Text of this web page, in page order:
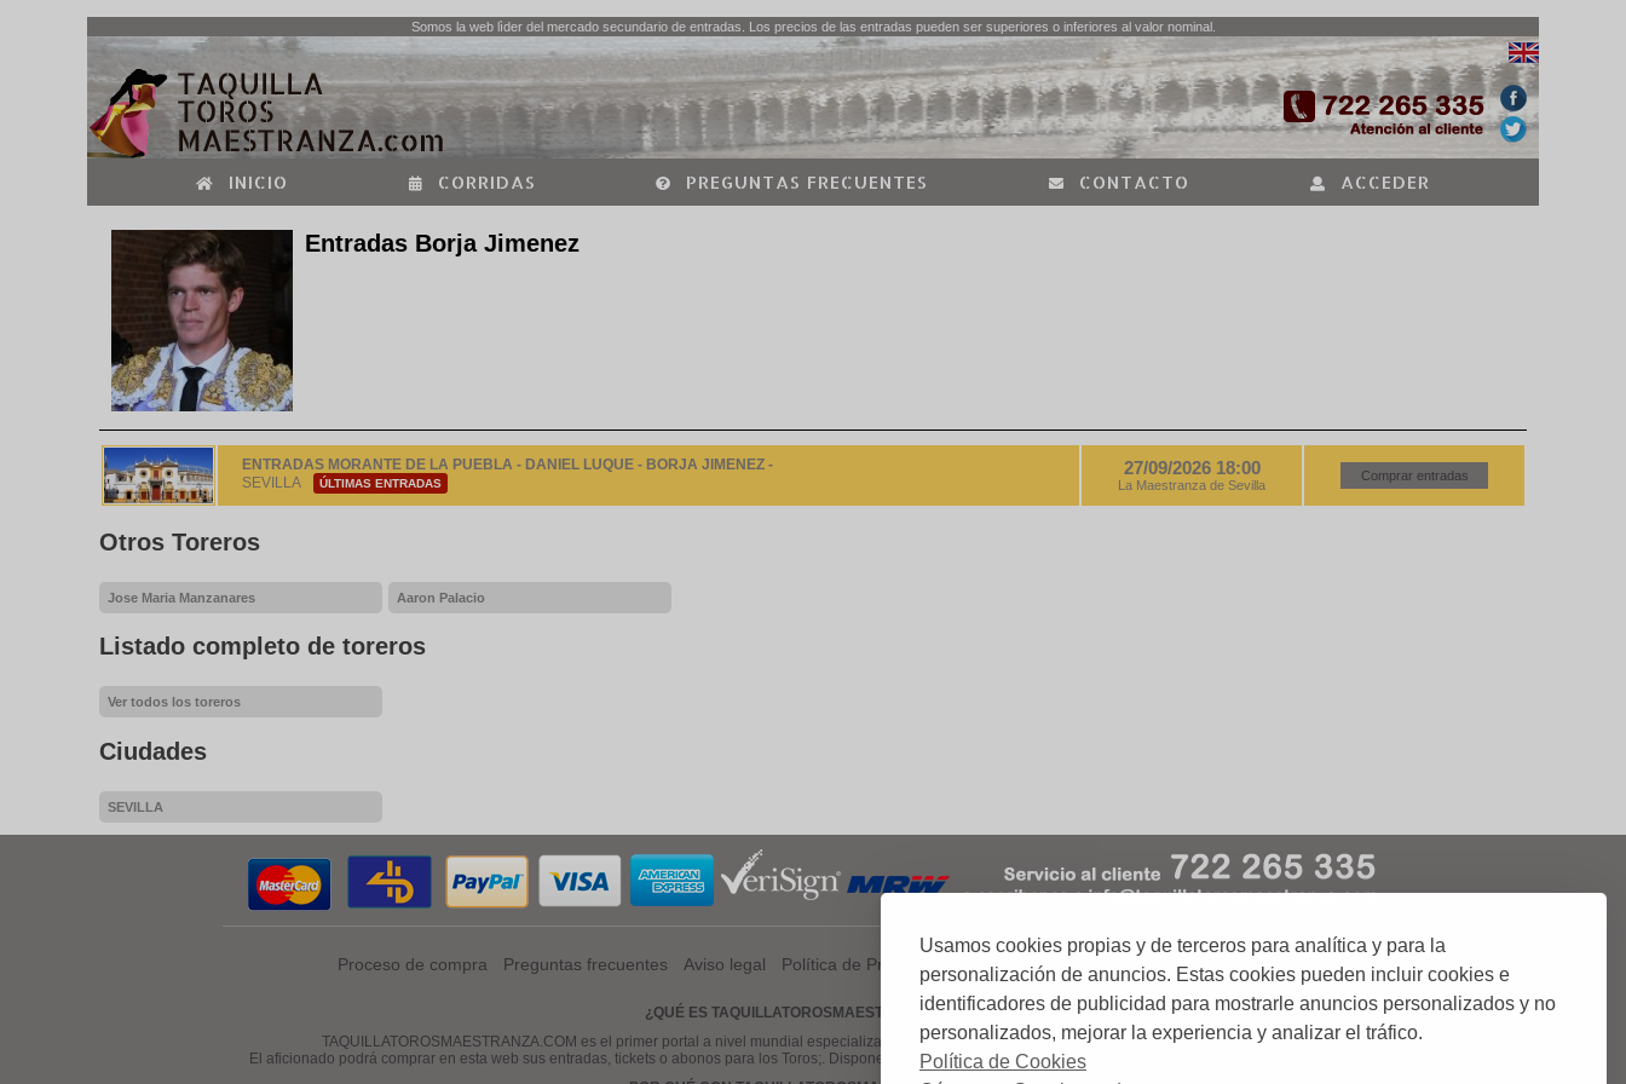
Usamos cookies propias y de terceros para analítica y para la
personalización de anuncios. Estas cookies pueden incluir cookies e
identificadores de publicidad para mostrarle anuncios personalizados y no
personalizados, mejorar la experiencia y analizar el tráfico.
Política de Cookies
Somos la web lìder del mercado secundario de entradas. Los precios de las entradas pueden ser superiores o inferiores al valor nominal.
INICIO CORRIDAS PREGUNTAS FRECUENTES CONTACTO ACCEDER
Entradas Borja Jimenez
ENTRADAS MORANTE DE LA PUEBLA - DANIEL LUQUE - BORJA JIMENEZ -
SEVILLA
ÚLTIMAS ENTRADAS
27/09/2026 18:00
La Maestranza de Sevilla
Comprar entradas
Otros Toreros
Jose Maria Manzanares Aaron Palacio
Listado completo de toreros
Ver todos los toreros
Ciudades
SEVILLA
Proceso de compra Preguntas frecuentes Aviso legal Política de Privacidad Política de Cookies Condiciones de Uso
¿QUÉ ES TAQUILLATOROSMAESTRANZA.COM?
TAQUILLATOROSMAESTRANZA.COM es el primer portal a nivel mundial especializado en venta de entradas, tickets o abonos de Corridas de Toros;.
El aficionado podrá comprar en esta web sus entradas, tickets o abonos para los Toros;. Disponemos de una gama amplia de ciudades donde podrás comprar tus entradas.